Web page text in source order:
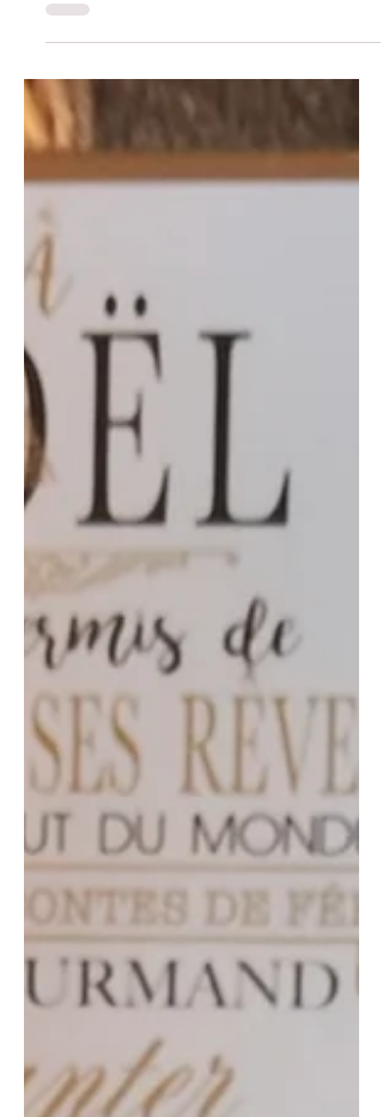
Les flèches de résistance, vous
connaissez? Il s'agit...